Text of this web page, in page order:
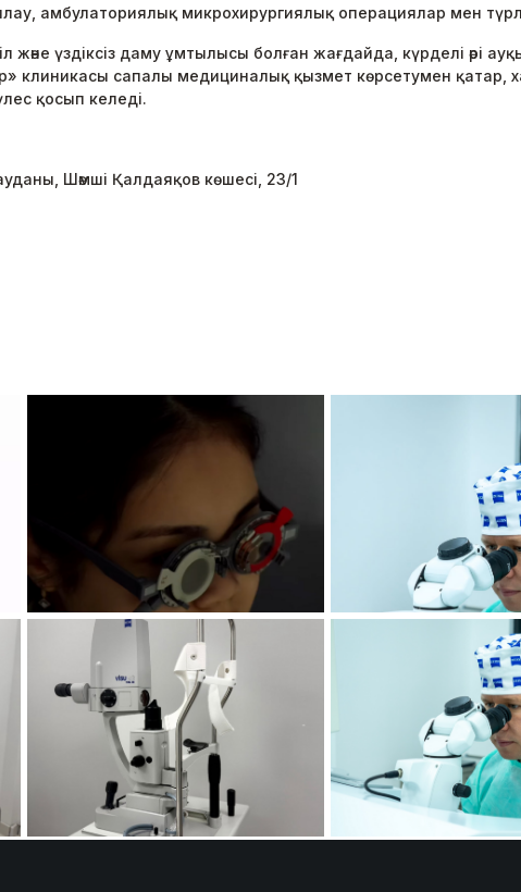
амбулаториялық микрохирургиялық операциялар мен
және үздіксіз даму ұмтылысы болған жағдайда, күрделі
клиникасы сапалы медициналық қызмет көрсетумен қатар,
қосып келеді.
Шәмші Қалдаяқов көшесі, 23/1